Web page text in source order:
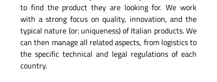
to find the product they are looking for. We work
with a strong focus on quality, innovation, and the
typical nature (or: uniqueness) of Italian products. We
can then manage all related aspects, from logistics to
the specific technical and legal regulations of each
country.